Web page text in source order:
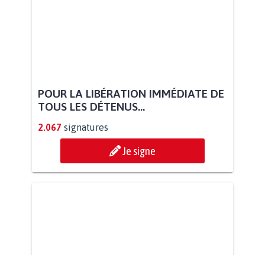
POUR LA LIBÉRATION IMMÉDIATE DE
TOUS LES DÉTENUS...
2.067 signatures
Je signe